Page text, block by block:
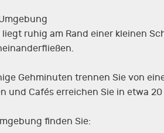
liegt ruhig am Rand einer kleinen
Gehminuten trennen Sie von
und Cafés erreichen Sie in etwa
finden Sie: